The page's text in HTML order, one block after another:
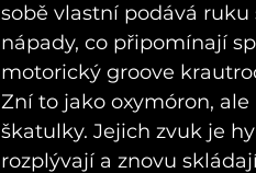
sobě vlastní podává ruku
nápady, co připomínají
motorický groove
Zní to jako oxymóron,
škatulky. Jejich zvuk je
rozplývají a znovu